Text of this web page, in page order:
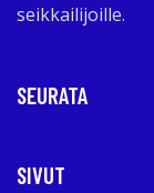
seikkailijoille.
SEURATA
SIVUT